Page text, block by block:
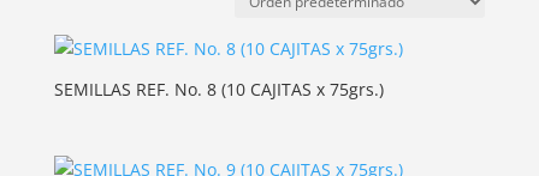
SEMILLAS REF. No. 8 (10 CAJITAS x 75grs.)